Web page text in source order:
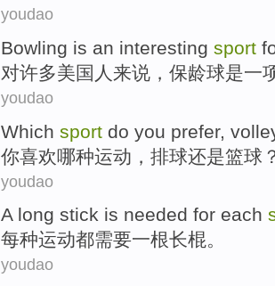
youdao
Bowling is an interesting sport
对许多美国人来说，保龄球是一
youdao
Which sport do you prefer,
你喜欢哪种运动，排球还是篮球
youdao
Along stick is needed for each
每种运动都需要一根长棍。
youdao